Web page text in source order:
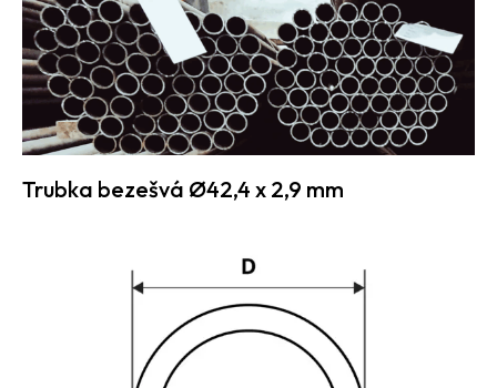
Trubka bezešvá Ø42,4 x 2,9 mm